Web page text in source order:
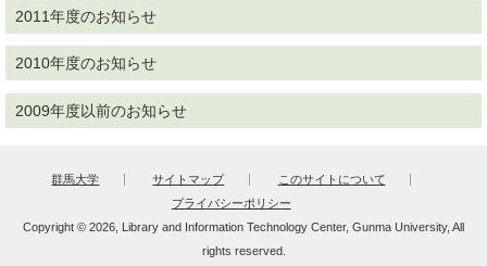
2011年度のお知らせ
2010年度のお知らせ
2009年度以前のお知らせ
群馬大学 サイトマップ
このサイトについて
プライバシーポリシー
Copyright © 2026, Library and Information Technology Center, Gunma University, All
rights reserved.